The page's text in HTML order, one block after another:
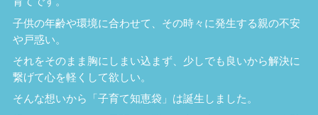
子供の年齢や環境に合わせて、その時々に発生する親の不安
や戸惑い。
それをそのまま胸にしまい込まず、少しでも良いから解決に
繋げて心を軽くして欲しい。
そんな想いから「子育て知恵袋」は誕生しました。